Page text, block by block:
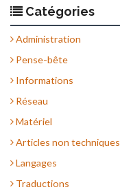
Catégories
Administration
Pense-bête
Informations
Réseau
Matériel
Articles non techniques
Langages
Traductions